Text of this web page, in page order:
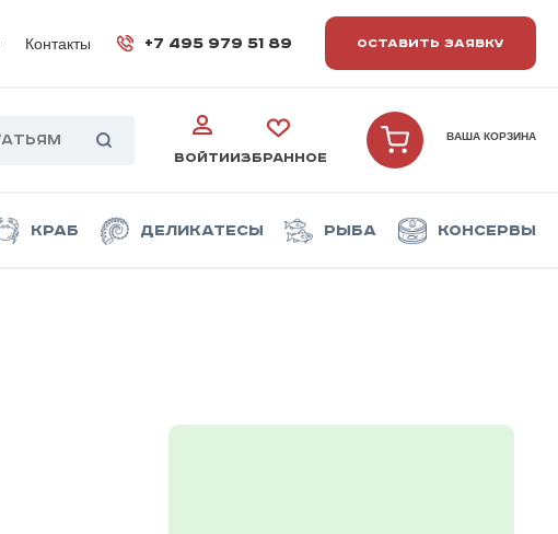
Контакты +7 495 979 51 89 ОСТАВИТЬ ЗАЯВКУ
ВОЙТИИЗБРАННОЕ
ВАША КОРЗИНА
Краб Деликатесы Рыба Консервы